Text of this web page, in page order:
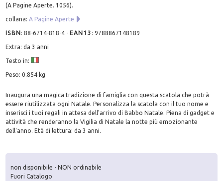
(A Pagine Aperte. 1056).
collana:A Pagine Aperte
ISBN:88-6714-818-4 - EAN13 :9788867148189
Extra: da 3 anni
Testo in:
Peso: 0.854 kg
Inaugura una magica tradizione di famiglia con questa scatola che potrà
essere riutilizzata ogni Natale. Personalizza la scatola con il tuo nome e
inserisci i tuoi regali in attesa dell'arrivo di Babbo Natale. Piena di gadget e
attività che renderanno la Vigilia di Natale la notte più emozionante
dell'anno. Età di lettura: da 3 anni.
non disponibile - NON ordinabile
Fuori Catalogo